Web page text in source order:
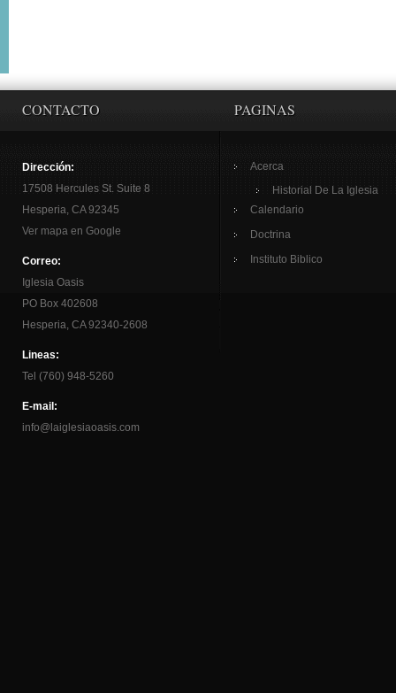
CONTACTO
Dirección:
17508 Hercules St. Suite 8
Hesperia, CA 92345
Ver mapa en Google
Correo:
Iglesia Oasis
PO Box 402608
Hesperia, CA 92340-2608
Lineas:
Tel (760) 948-5260
E-mail:
info@laiglesiaoasis.com
PAGINAS
Acerca
Historial De La Iglesia
Calendario
Doctrina
Instituto Biblico